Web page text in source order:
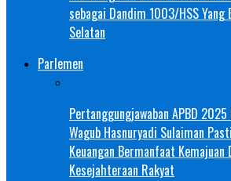
sebagai Dandim 1003/HSS Yang
Selatan
Parlemen
Pertanggungjawaban APBD
Wagub Hasnuryadi Sulaiman
Keuangan Bermanfaat Kemajuan
Kesejahteraan Rakyat